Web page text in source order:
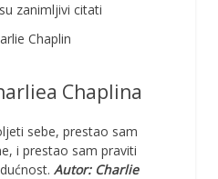
Chaplin
Chaplina
sebe, prestao sam
i prestao sam praviti
Autor: Charlie